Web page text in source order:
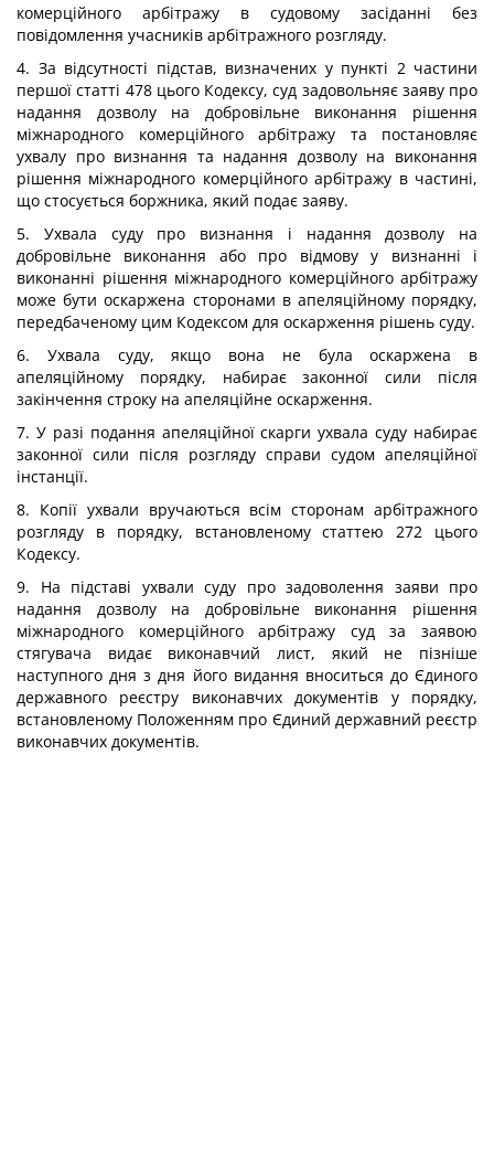
комерційного арбітражу в судовому засіданні без
повідомлення учасників арбітражного розгляду.
4. За відсутності підстав, визначених у пункті 2 частини
першої статті 478 цього Кодексу, суд задовольняє заяву про
надання дозволу на добровільне виконання рішення
міжнародного комерційного арбітражу та постановляє
ухвалу про визнання та надання дозволу на виконання
рішення міжнародного комерційного арбітражу в частині,
що стосується боржника, який подає заяву.
5. Ухвала суду про визнання і надання дозволу на
добровільне виконання або про відмову у визнанні і
виконанні рішення міжнародного комерційного арбітражу
може бути оскаржена сторонами в апеляційному порядку,
передбаченому цим Кодексом для оскарження рішень суду.
6. Ухвала суду, якщо вона не була оскаржена в
апеляційному порядку, набирає законної сили після
закінчення строку на апеляційне оскарження.
7. У разі подання апеляційної скарги ухвала суду набирає
законної сили після розгляду справи судом апеляційної
інстанції.
8. Копії ухвали вручаються всім сторонам арбітражного
розгляду в порядку, встановленому статтею 272 цього
Кодексу.
9. На підставі ухвали суду про задоволення заяви про
надання дозволу на добровільне виконання рішення
міжнародного комерційного арбітражу суд за заявою
стягувача видає виконавчий лист, який не пізніше
наступного дня з дня його видання вноситься до Єдиного
державного реєстру виконавчих документів у порядку,
встановленому Положенням про Єдиний державний реєстр
виконавчих документів.